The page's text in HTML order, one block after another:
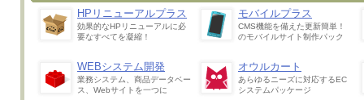
HPリニューアルプラス
効果的なHPリニューアルに必
要なすべてを凝縮！
モバイルプラス
CMS機能を備えた更新簡単！
のモバイルサイト制作パック
WEBシステム開発
業務システム、商品データベー
ス、Webサイトを一つに
オウルカート
あらゆるニーズに対応するEC
システムパッケージ